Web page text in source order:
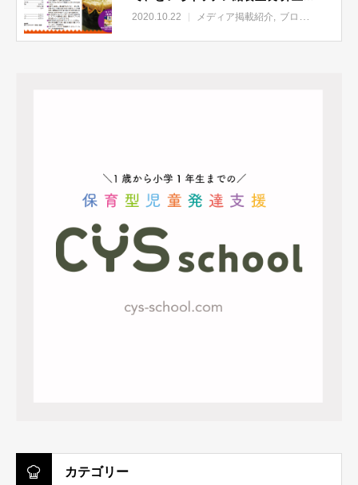
監修したレシピを掲載いただきまし
2020.10.22 メディア掲載紹介 ブログ/コラム
カテゴリー